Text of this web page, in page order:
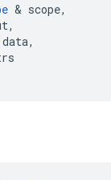
& scope,
,
data,